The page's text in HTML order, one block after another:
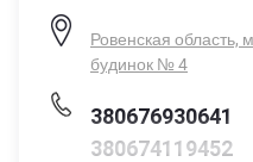
Ровенская область,
будинок № 4
380676930641
380674119452